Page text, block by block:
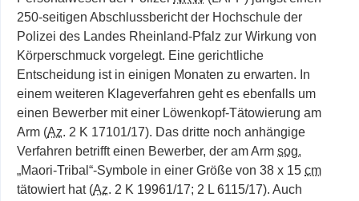
250-seitigen Abschlussbericht der Hochschule der
Polizei des Landes Rheinland-Pfalz zur Wirkung von
Körperschmuck vorgelegt. Eine gerichtliche
Entscheidung ist in einigen Monaten zu erwarten. In
einem weiteren Klageverfahren geht es ebenfalls um
einen Bewerber mit einer Löwenkopf-Tätowierung am
Arm (Az. 2 K 17101/17). Das dritte noch anhängige
Verfahren betrifft einen Bewerber, der am Arm sog.
„Maori-Tribal“-Symbole in einer Größe von 38 x 15 cm
tätowiert hat (Az. 2 K 19961/17; 2 L 6115/17). Auch